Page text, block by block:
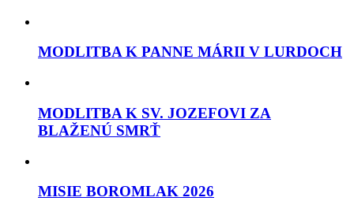
MODLITBA K PANNE MÁRII V LURDOCH
MODLITBA K SV. JOZEFOVI ZA
BLAŽENÚ SMRŤ
MISIE BOROMLAK 2026